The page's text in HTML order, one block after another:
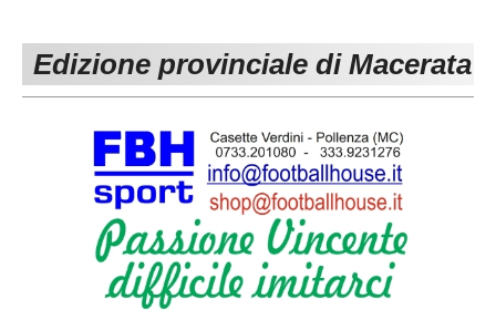
Carica la tua Rosa
1^ CATEGORIA
3^ CATEGORIA
GIOVANILI
Edizione provinciale di Macerata